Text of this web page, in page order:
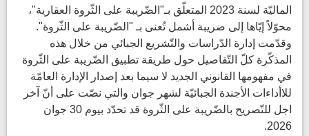
الماليّة لسنة 2023 المتعلّق بـ"الضّريبة على الثّروة العقارية"،
محوّلاً إيّاها إلى ضريبة أشمل تُعنى بـ "الضّريبة على الثّروة".
وقدّمت إدارة الدّراسات والتّشريع الجبائي من خلال هذه
المذكّرة كلّ التّفاصيل حول طريقة تطبيق الضّريبة على الثّروة
في مفهومها القانوني الجديد لا سيما بعد إصدار الإدارة العامّة
للاأداءات الأجندة الجبائيّة لشهر جوان والتي نصّت على أنّ آخر
اجل للتّصريح بالضّريبة على الثّروة قد تحدّد بيوم 30 جوان
2026.